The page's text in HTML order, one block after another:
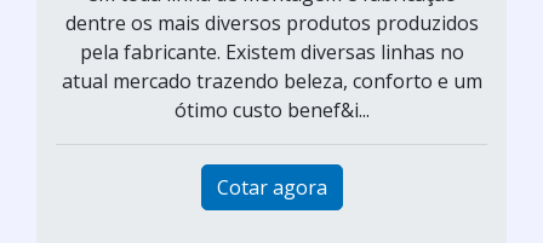
dentre os mais diversos produtos produzidos
pela fabricante. Existem diversas linhas no
atual mercado trazendo beleza, conforto e um
ótimo custo benef&i...
Cotar agora